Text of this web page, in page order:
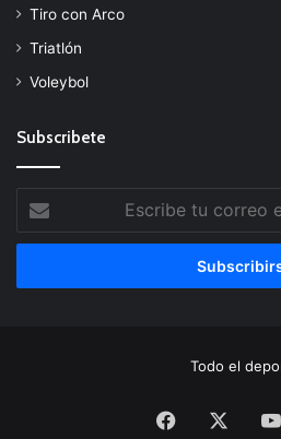
Tiro con Arco
Triatlón
Voleybol
Subscribete
tu
correo
Todo el
Facebook